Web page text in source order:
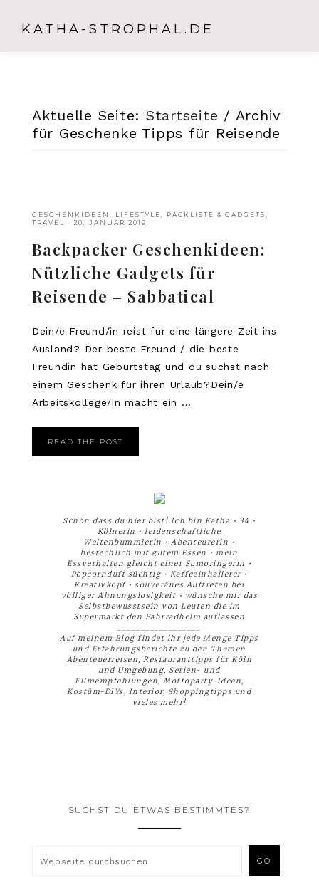
KATHA-STROPHAL.DE
Aktuelle Seite: Startseite / Archiv
für Geschenke Tipps für Reisende
GESCHENKIDEEN LIFESTYLE PACKLISTE & GADGETS
TRAVEL
· 20. JANUAR 2019
Backpacker Geschenkideen:
Nützliche Gadgets für
Reisende – Sabbatical
Dein/e Freund/in reist für eine längere Zeit ins
Ausland? Der beste Freund / die beste
Freundin hat Geburtstag und du suchst nach
einem Geschenk für ihren Urlaub?Dein/e
Arbeitskollege/in macht ein ...
READ THE POST
Schön dass du hier bist! Ich bin Katha • 34 •
Kölnerin • leidenschaftliche
Weltenbummlerin • Abenteurerin •
bestechlich mit gutem Essen • mein
Essverhalten gleicht einer Sumoringerin •
Popcornduft süchtig • Kaffeeinhalierer •
Kreativkopf • souveränes Auftreten bei
völliger Ahnungslosigkeit • wünsche mir das
Selbstbewusstsein von Leuten die im
Supermarkt den Fahrradhelm auflassen
Auf meinem Blog findet ihr jede Menge Tipps
und Erfahrungsberichte zu den Themen
Abenteuerreisen, Restauranttipps für Köln
und Umgebung, Serien- und
Filmempfehlungen, Mottoparty-Ideen,
Kostüm-DIYs, Interior, Shoppingtipps und
vieles mehr!
SUCHST DU ETWAS BESTIMMTES?